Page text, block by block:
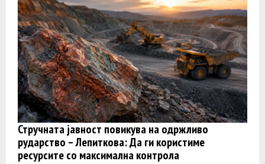
Стручната јавност повикува на одржливо
рударство – Лепиткова: Да ги користиме
ресурсите со максимална контрола